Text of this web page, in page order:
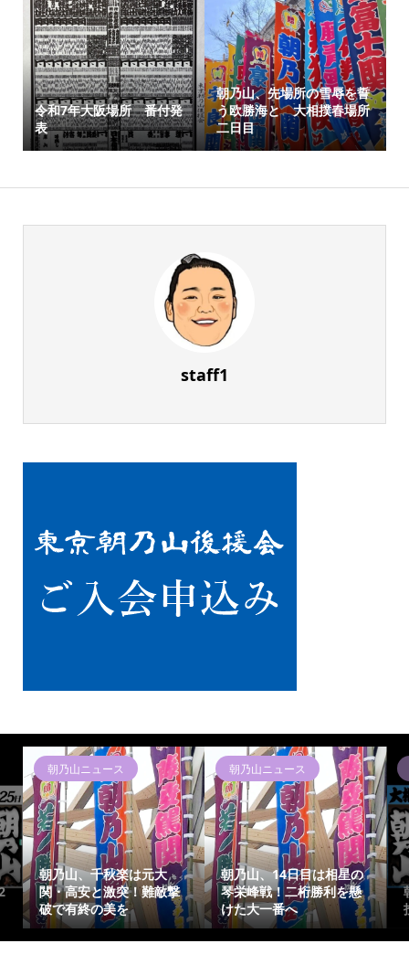
令和7年大阪場所 番付発
表
朝乃山、先場所の雪辱を誓
う欧勝海と 大相撲春場所
二日目
staff1
朝乃山ニュース
乃山、14日目は相星の
栄峰戦！二桁勝利を懸
た大一番へ
本日の取組
朝乃山、起死回生の上手
投げ！猛攻耐え抜き9勝目
朝乃山
朝乃山
勝の欧
桁勝利へ